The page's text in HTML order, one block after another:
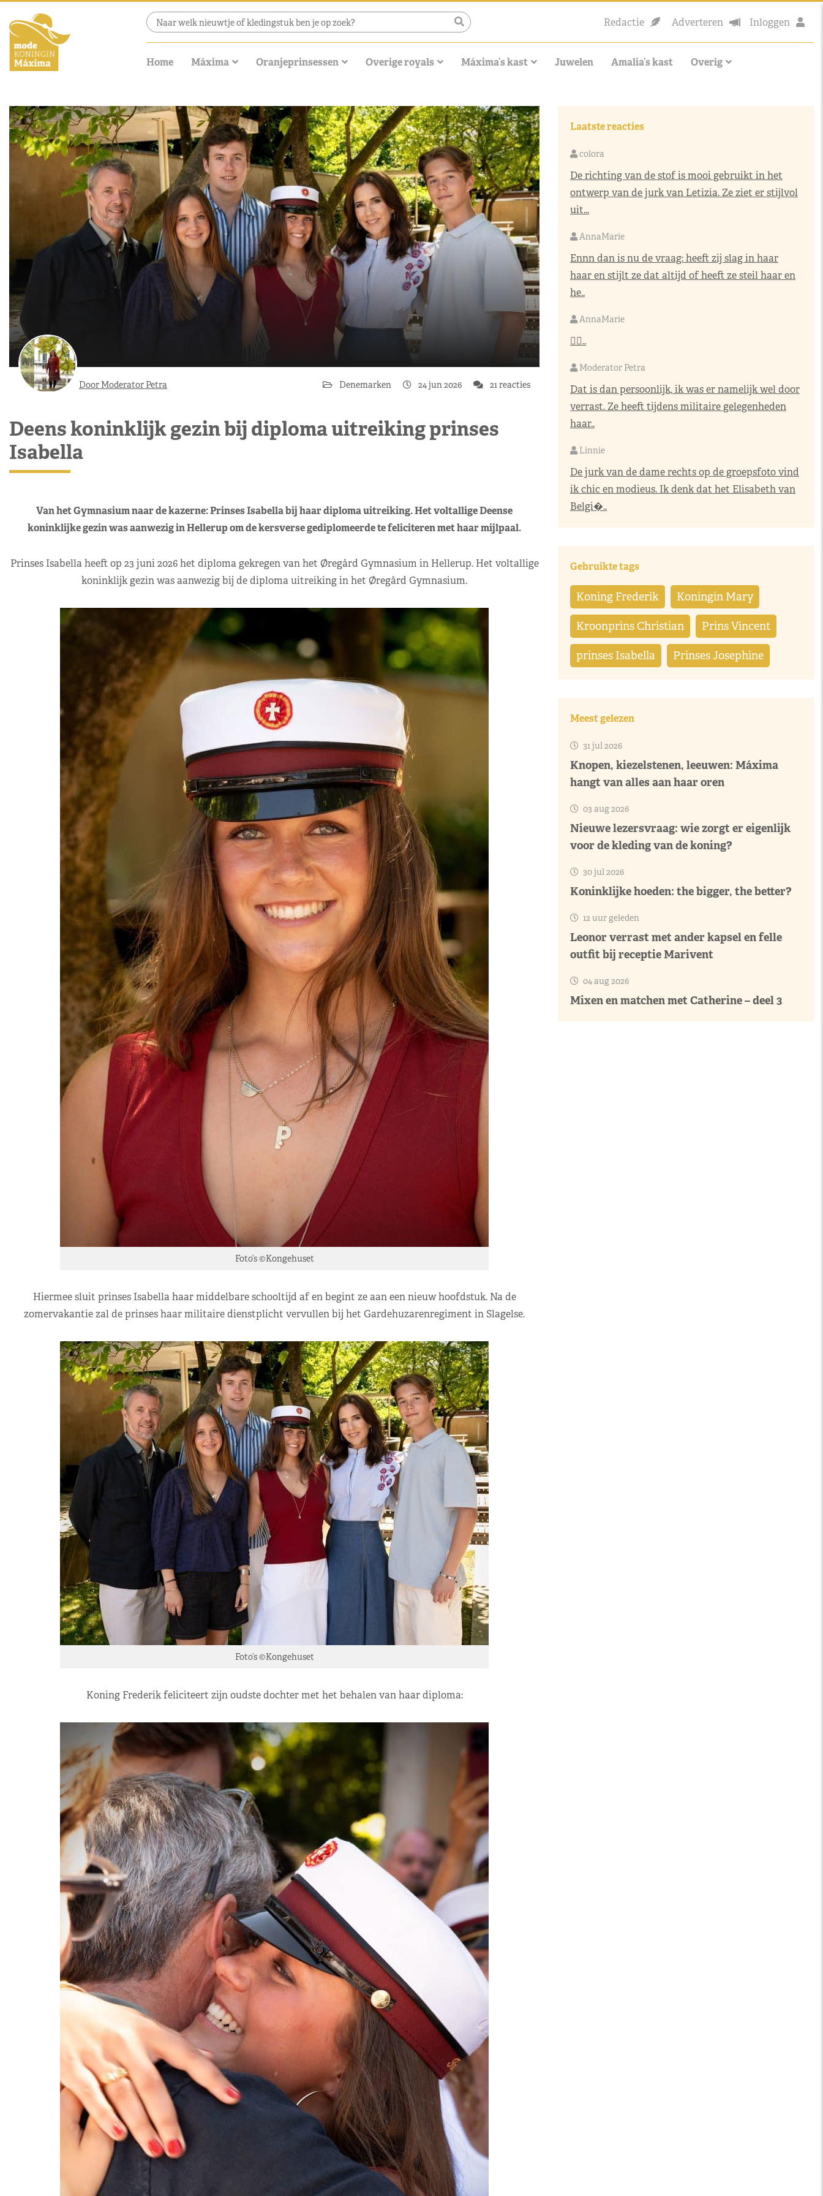
Redactie Adverteren Inloggen
Home Máxima Oranjeprinsessen Overige royals Máxima’s kast Juwelen Amalia’s kast Overig
Door Moderator Petra Denemarken 24 jun 2026 21 reacties
Deens koninklijk gezin bij diploma uitreiking prinses
Isabella
Van het Gymnasium naar de kazerne: Prinses Isabella bij haar diploma uitreiking. Het voltallige Deense
koninklijke gezin was aanwezig in Hellerup om de kersverse gediplomeerde te feliciteren met haar mijlpaal.
Prinses Isabella heeft op 23 juni 2026 het diploma gekregen van het Øregård Gymnasium in Hellerup. Het voltallige
koninklijk gezin was aanwezig bij de diploma uitreiking in het Øregård Gymnasium.
Foto’s ©Kongehuset
Hiermee sluit prinses Isabella haar middelbare schooltijd af en begint ze aan een nieuw hoofdstuk. Na de
zomervakantie zal de prinses haar militaire dienstplicht vervullen bij het Gardehuzarenregiment in Slagelse.
Foto’s ©Kongehuset
Koning Frederik feliciteert zijn oudste dochter met het behalen van haar diploma:
Laatste reacties
colora
De richting van de stof is mooi gebruikt in het
ontwerp van de jurk van Letizia. Ze ziet er stijlvol
uit...
AnnaMarie
Ennn dan is nu de vraag: heeft zij slag in haar
haar en stijlt ze dat altijd of heeft ze steil haar en
he..
AnnaMarie
👌🏼..
Moderator Petra
Dat is dan persoonlijk, ik was er namelijk wel door
verrast. Ze heeft tijdens militaire gelegenheden
haar..
Linnie
De jurk van de dame rechts op de groepsfoto vind
ik chic en modieus. Ik denk dat het Elisabeth van
Belgi�..
Gebruikte tags
Koning Frederik Koningin Mary
Kroonprins Christian Prins Vincent
prinses Isabella Prinses Josephine
Meest gelezen
31 jul 2026
Knopen, kiezelstenen, leeuwen: Máxima
hangt van alles aan haar oren
03 aug 2026
Nieuwe lezersvraag: wie zorgt er eigenlijk
voor de kleding van de koning?
30 jul 2026
Koninklijke hoeden: the bigger, the better?
12 uur geleden
Leonor verrast met ander kapsel en felle
outfit bij receptie Marivent
04 aug 2026
Mixen en matchen met Catherine – deel 3